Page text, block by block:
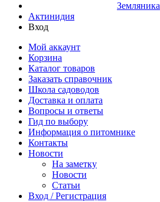
Земляника
Актинидия
Вход
Мой аккаунт
Корзина
Каталог товаров
Заказать справочник
Школа садоводов
Доставка и оплата
Вопросы и ответы
Гид по выбору
Информация о питомнике
Контакты
Новости
На заметку
Новости
Статьи
Вход / Регистрация